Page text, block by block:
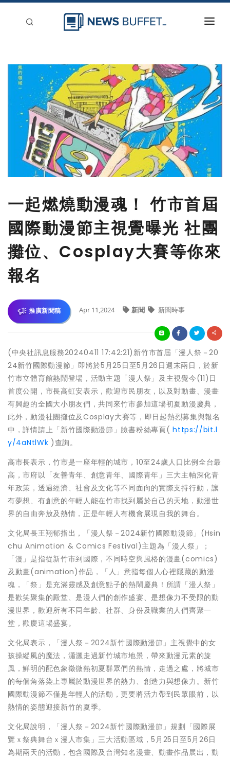
新聞稿分類
登入
刊登
一起燃燒動漫魂！ 竹市首屆
國際動漫節主視覺曝光 社團
攤位、Cosplay大賽等你來
報名
推廣新聞稿 Apr 11,2024 新聞 新聞時事
(中央社訊息服務20240411 17:42:21)新竹市首屆「漫人祭－20
24新竹國際動漫節」即將於5月25日至5月26日週末兩日，於新
竹市立體育館熱鬧登場，活動主題「漫人祭」及主視覺今(11)日
首度公開，市長高虹安表示，歡迎市民朋友，以及對動畫、漫畫
有興趣的全國大小朋友們，共同來竹市參加這場初夏動漫慶典，
此外，動漫社團攤位及Cosplay大賽等，即日起熱烈募集與報名
中，詳情請上「新竹國際動漫節」臉書粉絲專頁(https://bit.l
y/4aNtlWk )查詢。
高市長表示，竹市是一座年輕的城市，10至24歲人口比例全台最
高，市府以「友善青年、創意青年、國際青年」三大主軸深化青
年政策，透過經濟、社會及文化等不同面向的實際支持行動，讓
有夢想、有創意的年輕人能在竹市找到屬於自己的天地，動漫世
界的自由奔放及熱情，正是年輕人有機會展現自我的舞台。
文化局長王翔郁指出，「漫人祭－2024新竹國際動漫節」(Hsin
chu Animation & Comics Festival)主題為「漫人祭」；
「漫」是指從新竹市到國際，不同時空與風格的漫畫(comics)
及動畫(animation)作品，「人」意指每個人心裡隱藏的動漫
魂，「祭」是充滿靈感及創意點子的熱鬧慶典！所謂「漫人祭」
是歡笑聚集的殿堂、是漫人們的創作盛宴、是想像力不受限的動
漫世界，歡迎所有不同年齡、社群、身份及職業的人們齊聚一
堂，歡慶這場盛宴。
文化局表示，「漫人祭－2024新竹國際動漫節」主視覺中的女
孩操縱風的魔法，瀟灑走過新竹城市地景，帶來動漫元素的旋
風，鮮明的配色象徵微熱初夏群眾們的熱情，走過之處，將城市
的每個角落染上專屬於動漫世界的熱力、創造力與想像力。新竹
國際動漫節不僅是年輕人的活動，更要將活力帶到民眾眼前，以
熱情的姿態迎接新竹的夏季。
文化局說明，「漫人祭－2024新竹國際動漫節」規劃「國際展
覽ｘ祭典舞台ｘ漫人市集」三大活動區域，5月25日至5月26日
為期兩天的活動，包含國際及台灣知名漫畫、動畫作品展出，動